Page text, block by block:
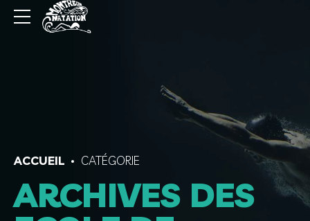
ACCUEIL CATÉGORIE
ARCHIVES DES